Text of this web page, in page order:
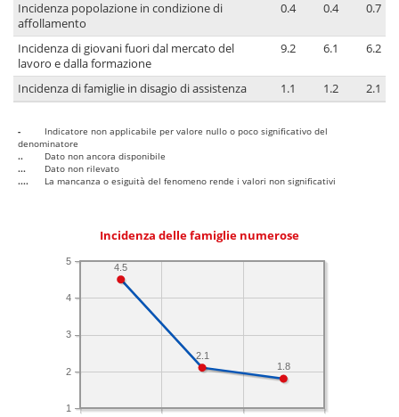
Incidenza popolazione in condizione di
affollamento
0.4 0.4 0.7
Incidenza di giovani fuori dal mercato del
lavoro e dalla formazione
9.2 6.1 6.2
Incidenza di famiglie in disagio di assistenza 1.1 1.2 2.1
-
Indicatore non applicabile per valore nullo o poco significativo del
denominatore
..
Dato non ancora disponibile
...
Dato non rilevato
....
La mancanza o esiguità del fenomeno rende i valori non significativi
Incidenza delle famiglie numerose
1
2
3
4
5
1.8
2.1
4.5